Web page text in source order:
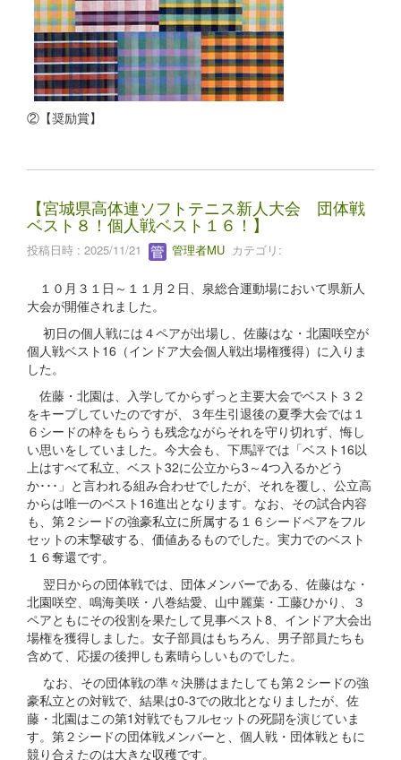
②【奨励賞】
【宮城県高体連ソフトテニス新人大会 団体戦
ベスト８！個人戦ベスト１６！】
投稿日時 : 2025/11/21 管理者MU カテゴリ:
１０月３１日～１１月２日、泉総合運動場において県新人
大会が開催されました。
初日の個人戦には４ペアが出場し、佐藤はな・北園咲空が
個人戦ベスト16（インドア大会個人戦出場権獲得）に入りま
した。
佐藤・北園は、入学してからずっと主要大会でベスト３２
をキープしていたのですが、３年生引退後の夏季大会では１
６シードの枠をもらうも残念ながらそれを守り切れず、悔し
い思いをしていました。今大会も、下馬評では「ベスト16以
上はすべて私立、ベスト32に公立から3～4つ入るかどう
か･･･」と言われる組み合わせでしたが、それを覆し、公立高
からは唯一のベスト16進出となります。なお、その試合内容
も、第２シードの強豪私立に所属する１６シードペアをフル
セットの末撃破する、価値あるものでした。実力でのベスト
１６奪還です。
翌日からの団体戦では、団体メンバーである、佐藤はな・
北園咲空、鳴海美咲・八巻結愛、山中麗葉・工藤ひかり、３
ペアともにその役割を果たして見事ベスト8、インドア大会出
場権を獲得しました。女子部員はもちろん、男子部員たちも
含めて、応援の後押しも素晴らしいものでした。
なお、その団体戦の準々決勝はまたしても第２シードの強
豪私立との対戦で、結果は0-3での敗北となりましたが、佐
藤・北園はこの第1対戦でもフルセットの死闘を演じていま
す。第２シードの団体戦メンバーと、個人戦・団体戦ともに
競り合えたのは大きな収穫です。